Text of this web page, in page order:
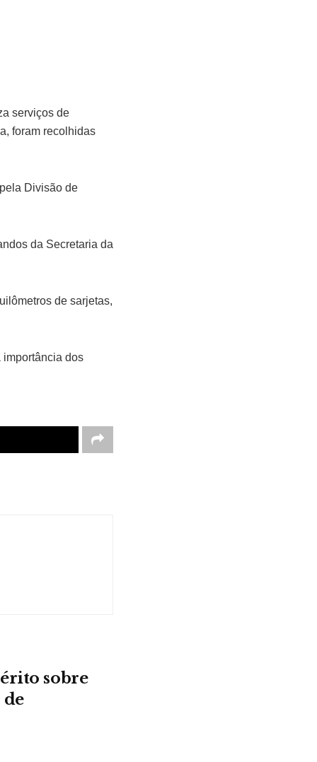
serviços de
foram recolhidas
Divisão de
da Secretaria da
de sarjetas,
dos
sobre